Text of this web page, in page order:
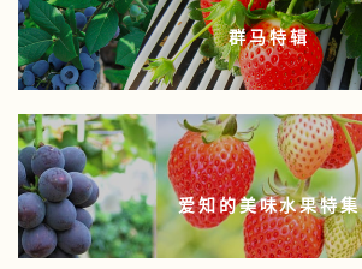
群马特辑
爱知的美味水果特集